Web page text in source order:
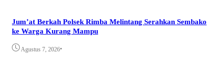
Jum’at Berkah Polsek Rimba Melintang Serahkan Sembako
ke Warga Kurang Mampu
Agustus 7, 2026•